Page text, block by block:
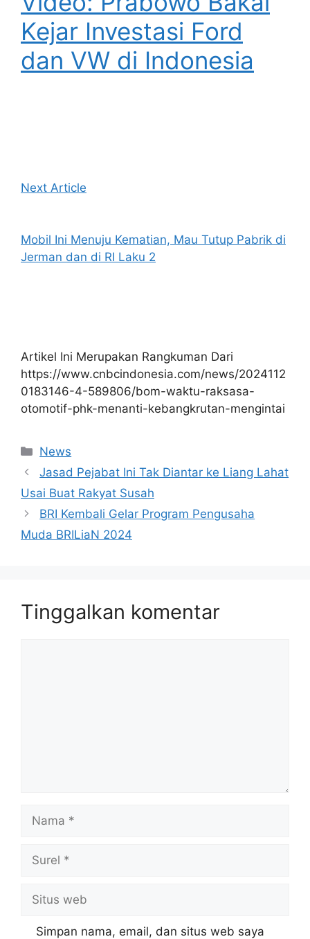
Kejar Investasi Ford
dan VW di Indonesia
Next Article
Mobil Ini Menuju Kematian, Mau Tutup Pabrik di
Jerman dan di RI Laku 2
Artikel Ini Merupakan Rangkuman Dari
https://www.cnbcindonesia.com/news/2024112
0183146-4-589806/bom-waktu-raksasa-
otomotif-phk-menanti-kebangkrutan-mengintai
Kategori
News
Jasad Pejabat Ini Tak Diantar ke Liang Lahat
Usai Buat Rakyat Susah
BRI Kembali Gelar Program Pengusaha
Muda BRILiaN 2024
Tinggalkan komentar
web
Simpan nama, email, dan situs web saya